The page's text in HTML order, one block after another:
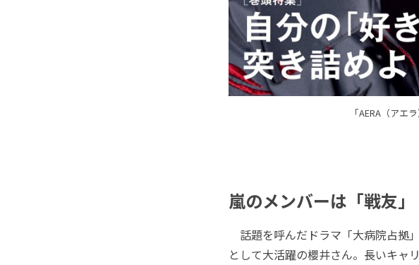
「AERA（アエ
嵐のメンバーは「戦友」
話題を呼んだドラマ「大病院占拠
として大活躍の櫻井さん。長いキャ